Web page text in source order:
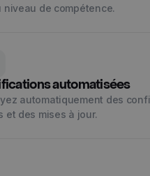
niveau de compétence.
automatisées
automatiquement des
et des mises à jour.